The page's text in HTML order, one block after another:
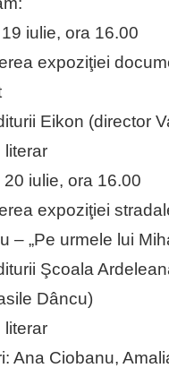
iulie, ora 16.00
expoziţiei
Eikon (director
literar
iulie, ora 16.00
expoziţiei
– „Pe urmele lui
Şcoala
Dâncu)
literar
Ana Ciobanu,